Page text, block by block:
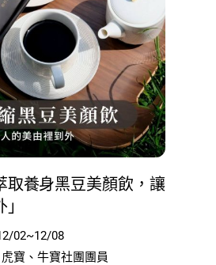
取養身黑豆美顏飲，讓
02~12/08
寶、牛寶社團團員